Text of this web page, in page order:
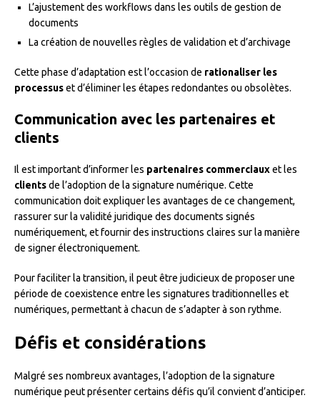
L’ajustement des workflows dans les outils de gestion de
documents
La création de nouvelles règles de validation et d’archivage
Cette phase d’adaptation est l’occasion de rationaliser les
processuset d’éliminer les étapes redondantes ou obsolètes.
Communication avec les partenaires et
clients
Il est important d’informer les partenaires commerciauxet les
clientsde l’adoption de la signature numérique. Cette
communication doit expliquer les avantages de ce changement,
rassurer sur la validité juridique des documents signés
numériquement, et fournir des instructions claires sur la manière
de signer électroniquement.
Pour faciliter la transition, il peut être judicieux de proposer une
période de coexistence entre les signatures traditionnelles et
numériques, permettant à chacun de s’adapter à son rythme.
Défis et considérations
Malgré ses nombreux avantages, l’adoption de la signature
numérique peut présenter certains défis qu’il convient d’anticiper.